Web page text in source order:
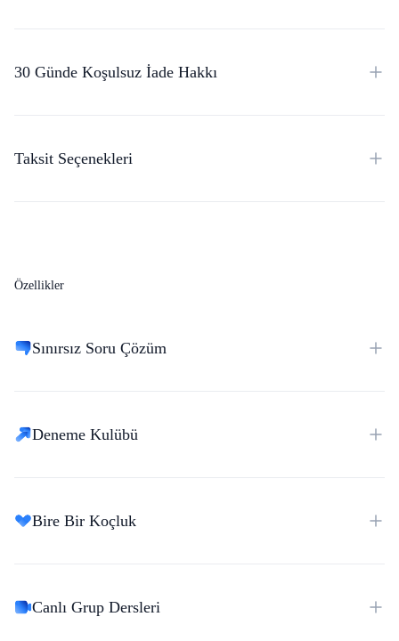
30 Günde Koşulsuz İade Hakkı
Taksit Seçenekleri
Özellikler
Sınırsız Soru Çözüm
Deneme Kulübü
Bire Bir Koçluk
Canlı Grup Dersleri